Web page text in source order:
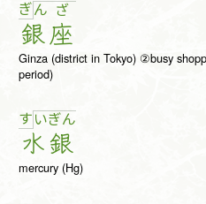
ぎん
銀
ざ
座
Ginza (district in Tokyo) ②busy
period)
す い
水
ぎん
銀
mercury (Hg)